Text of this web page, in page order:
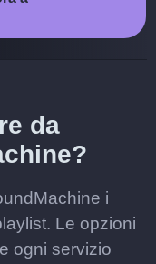
da
i
Le opzioni
ogni servizio